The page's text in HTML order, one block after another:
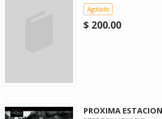
Agotado
$ 200.00
PROXIMA